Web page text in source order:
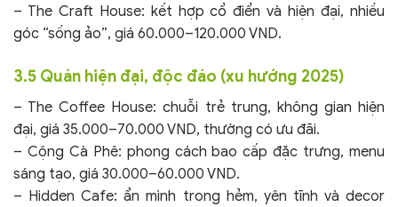
– The Craft House: kết hợp cổ điển và hiện đại, nhiều
góc “sống ảo”, giá 60.000–120.000 VND.
3.5 Quán hiện đại, độc đáo (xu hướng 2025)
– The Coffee House: chuỗi trẻ trung, không gian hiện
đại, giá 35.000–70.000 VND, thường có ưu đãi.
– Cộng Cà Phê: phong cách bao cấp đặc trưng, menu
sáng tạo, giá 30.000–60.000 VND.
– Hidden Cafe: ẩn mình trong hẻm, yên tĩnh và decor